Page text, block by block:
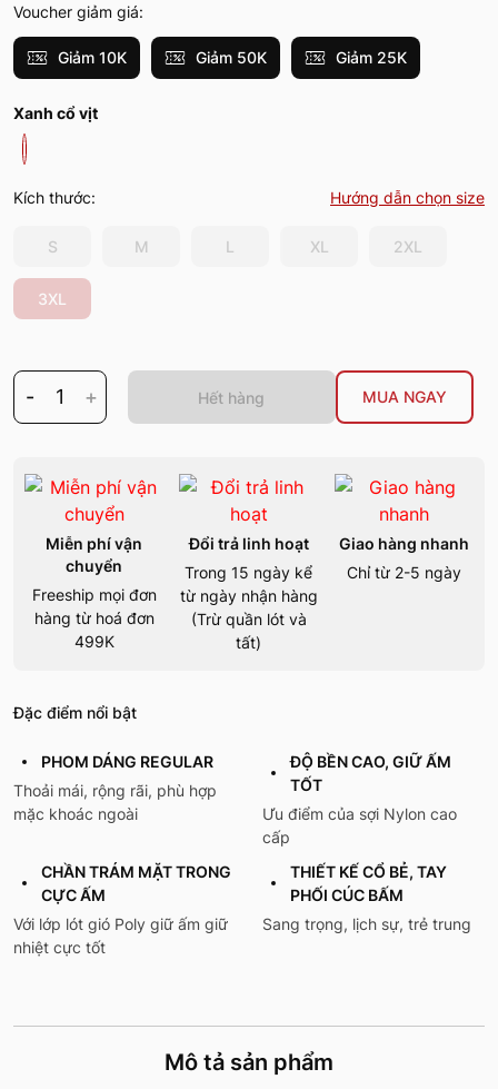
Voucher giảm giá:
Giảm 10K Giảm 50K Giảm 25K
Xanh cổ vịt
Kích thước: Hướng dẫn chọn size
S M L XL 2XL
3XL
- 1 + Hết hàng MUA NGAY
Miễn phí vận
chuyển
Freeship mọi đơn
hàng từ hoá đơn
499K
Đổi trả linh hoạt
Trong 15 ngày kể
từ ngày nhận hàng
(Trừ quần lót và
tất)
Giao hàng nhanh
Chỉ từ 2-5 ngày
Đặc điểm nổi bật
PHOM DÁNG REGULAR
Thoải mái, rộng rãi, phù hợp
mặc khoác ngoài
ĐỘ BỀN CAO, GIỮ ẤM
TỐT
Ưu điểm của sợi Nylon cao
cấp
CHẦN TRÁM MẶT TRONG
CỰC ẤM
Với lớp lót gió Poly giữ ấm giữ
nhiệt cực tốt
THIẾT KẾ CỔ BẺ, TAY
PHỐI CÚC BẤM
Sang trọng, lịch sự, trẻ trung
Mô tả sản phẩm